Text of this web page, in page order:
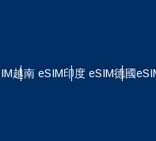
越南 eSIM印度 eSIM德國